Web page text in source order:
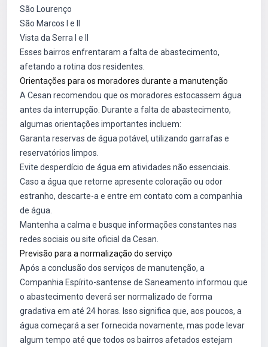
São Lourenço
São Marcos I e II
Vista da Serra I e II
Esses bairros enfrentaram a falta de abastecimento,
afetando a rotina dos residentes.
Orientações para os moradores durante a manutenção
A Cesan recomendou que os moradores estocassem água
antes da interrupção. Durante a falta de abastecimento,
algumas orientações importantes incluem:
Garanta reservas de água potável, utilizando garrafas e
reservatórios limpos.
Evite desperdício de água em atividades não essenciais.
Caso a água que retorne apresente coloração ou odor
estranho, descarte-a e entre em contato com a companhia
de água.
Mantenha a calma e busque informações constantes nas
redes sociais ou site oficial da Cesan.
Previsão para a normalização do serviço
Após a conclusão dos serviços de manutenção, a
Companhia Espírito-santense de Saneamento informou que
o abastecimento deverá ser normalizado de forma
gradativa em até 24 horas. Isso significa que, aos poucos, a
água começará a ser fornecida novamente, mas pode levar
algum tempo até que todos os bairros afetados estejam